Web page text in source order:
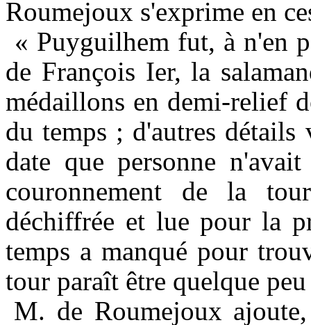
Roumejoux s'exprime en
« Puyguilhem fut, à n'en
de François Ier, la
médaillons en demi-relief
du temps ; d'autres détails
date que personne
couronnement de la
déchiffrée et lue pour la
temps a manqué pour
tour paraît être quelque
M. de Roumejoux